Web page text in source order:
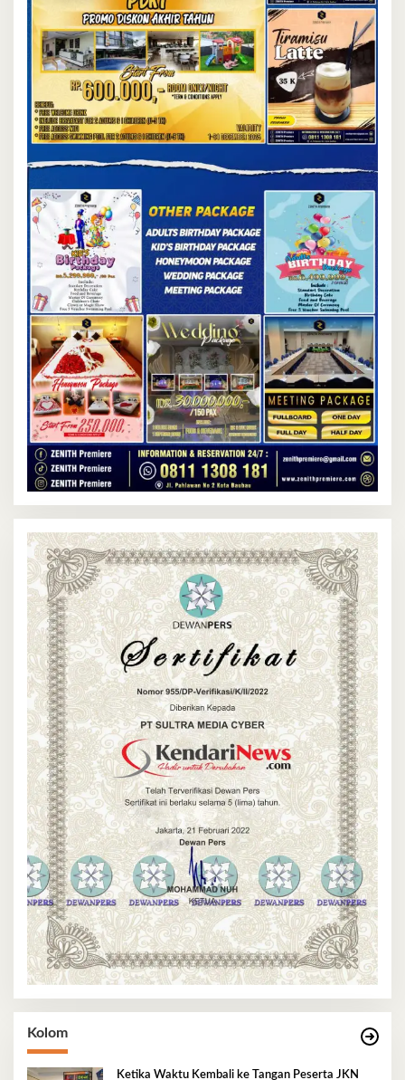
Kolom
Ketika Waktu Kembali ke Tangan Peserta JKN